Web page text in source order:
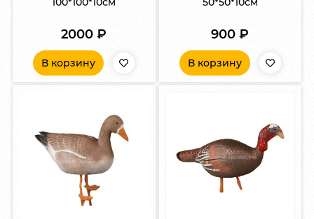
2000₽
В корзину
900₽
В корзину